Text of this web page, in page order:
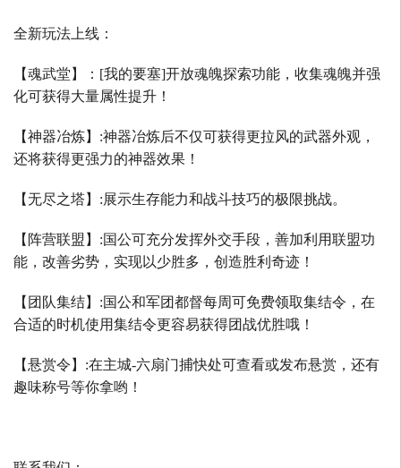
全新玩法上线：
【魂武堂】： [我的要塞]开放魂魄探索功能，收集魂魄并强
化可获得大量属性提升！
【神器冶炼】 :神器冶炼后不仅可获得更拉风的武器外观，
还将获得更强力的神器效果！
【无尽之塔】 :展示生存能力和战斗技巧的极限挑战。
【阵营联盟】 :国公可充分发挥外交手段，善加利用联盟功
能，改善劣势，实现以少胜多，创造胜利奇迹！
【团队集结】 :国公和军团都督每周可免费领取集结令，在
合适的时机使用集结令更容易获得团战优胜哦！
【悬赏令】 :在主城-六扇门捕快处可查看或发布悬赏，还有
趣味称号等你拿哟！